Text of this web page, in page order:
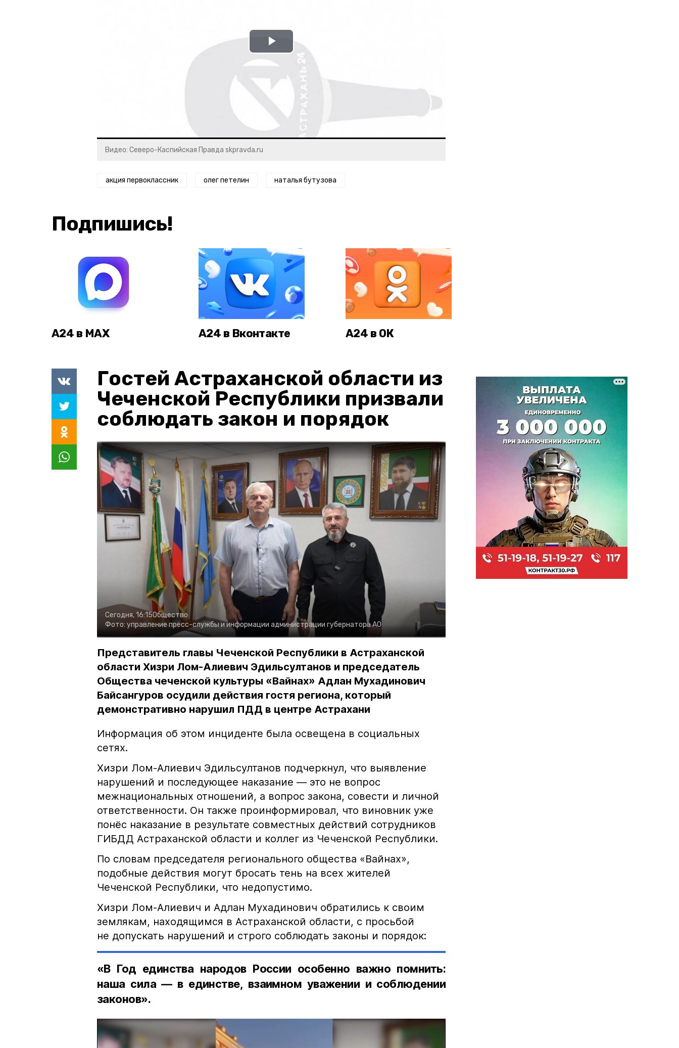
Play
Video
Видео: Северо-Каспийская Правда skpravda.ru
акция первоклассник олег петелин наталья бутузова
Подпишись!
А24 в MAX А24 в Вконтакте А24 в ОК
Гостей Астраханской области из
Чеченской Республики призвали
соблюдать закон и порядок
Сегодня, 16:15Общество
Фото: управление пресс-службы и информации администрации губернатора АО
Представитель главы Чеченской Республики в Астраханской
области Хизри Лом-Алиевич Эдильсултанов и председатель
Общества чеченской культуры «Вайнах» Адлан Мухадинович
Байсангуров осудили действия гостя региона, который
демонстративно нарушил ПДД в центре Астрахани
Информация об этом инциденте была освещена в социальных
сетях.
Хизри Лом-Алиевич Эдильсултанов подчеркнул, что выявление
нарушений и последующее наказание — это не вопрос
межнациональных отношений, а вопрос закона, совести и личной
ответственности. Он также проинформировал, что виновник уже
понёс наказание в результате совместных действий сотрудников
ГИБДД Астраханской области и коллег из Чеченской Республики.
По словам председателя регионального общества «Вайнах»,
подобные действия могут бросать тень на всех жителей
Чеченской Республики, что недопустимо.
Хизри Лом-Алиевич и Адлан Мухадинович обратились к своим
землякам, находящимся в Астраханской области, с просьбой
не допускать нарушений и строго соблюдать законы и порядок:
«В Год единства народов России особенно важно помнить:
наша сила — в единстве, взаимном уважении и соблюдении
законов».